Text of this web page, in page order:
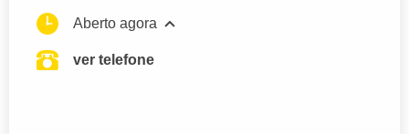
Aberto agora
ver telefone